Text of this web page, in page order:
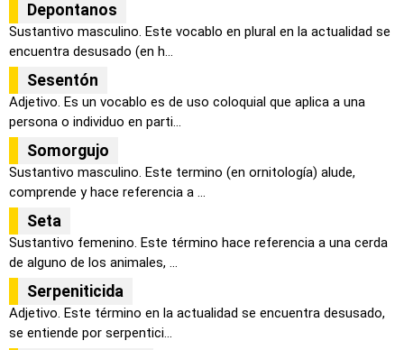
Depontanos
Sustantivo masculino. Este vocablo en plural en la actualidad se
encuentra desusado (en h...
Sesentón
Adjetivo. Es un vocablo es de uso coloquial que aplica a una
persona o individuo en parti...
Somorgujo
Sustantivo masculino. Este termino (en ornitología) alude,
comprende y hace referencia a ...
Seta
Sustantivo femenino. Este término hace referencia a una cerda
de alguno de los animales, ...
Serpeniticida
Adjetivo. Este término en la actualidad se encuentra desusado,
se entiende por serpentici...